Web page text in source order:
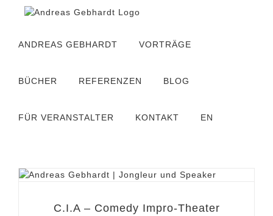
ANDREAS GEBHARDT
VORTRÄGE
BÜCHER REFERENZEN BLOG
FÜR VERANSTALTER KONTAKT EN
C.I.A – Comedy Impro-Theater